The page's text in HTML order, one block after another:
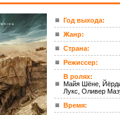
Год выхода:
Жанр:
Страна:
Режиссер:
В ролях:
Майя Шёне,
Лукс, Оливер
Время: